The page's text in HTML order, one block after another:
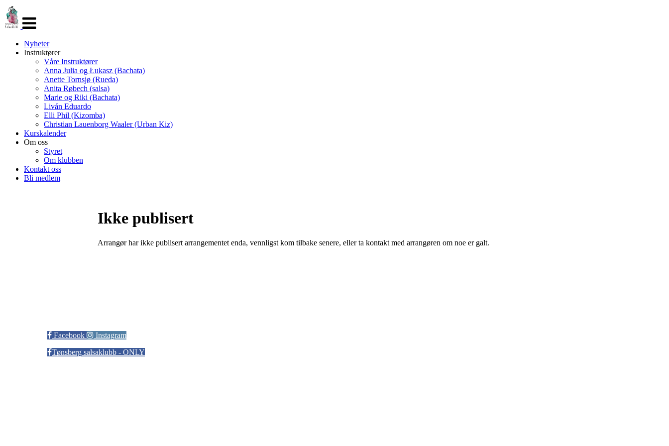
navigasjon
Nyheter
Instruktører
Våre Instruktører
Anna Julia og Łukasz (Bachata)
Anette Tornsjø (Rueda)
Anita Røbech (salsa)
Marie og Riki (Bachata)
Liván Eduardo
Elli Phil (Kizomba)
Christian Lauenborg Waaler (Urban Kiz)
Kurskalender
Om oss
Styret
Om klubben
Kontakt oss
Bli medlem
Ikke publisert
Arrangør har ikke publisert arrangementet enda, vennligst kom tilbake senere, eller ta kontakt med arrangøren om noe er galt.
Facebook
Instagram
Tønsberg salsaklubb - ONLY